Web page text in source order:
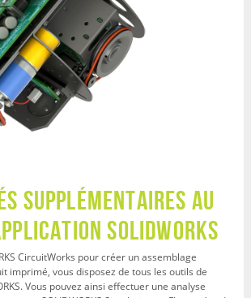
supplémentaires au
SOLIDWORKS
CircuitWorks pour créer un assemblage
imprimé, vous disposez de tous les outils de
Vous pouvez ainsi effectuer une analyse